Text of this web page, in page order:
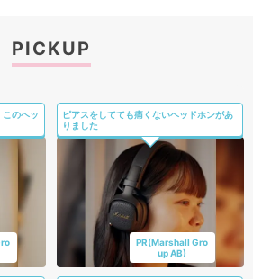
PICKUP
のヘッ
ピアスをしてても痛くないヘッドホンがあ
りました
PR(Marshall Gro
up AB)